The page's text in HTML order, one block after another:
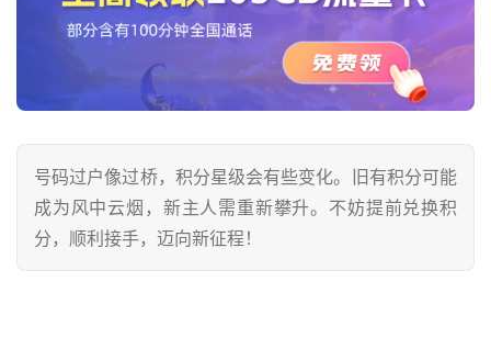
号码过户像过桥，积分星级会有些变化。旧有积分可能
成为风中云烟，新主人需重新攀升。不妨提前兑换积
分，顺利接手，迈向新征程！